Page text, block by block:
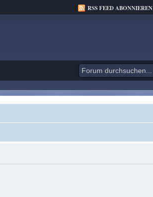
RSS FEED ABONNIEREN